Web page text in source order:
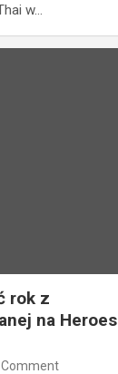
w…
rok z
na Heroes
Comment